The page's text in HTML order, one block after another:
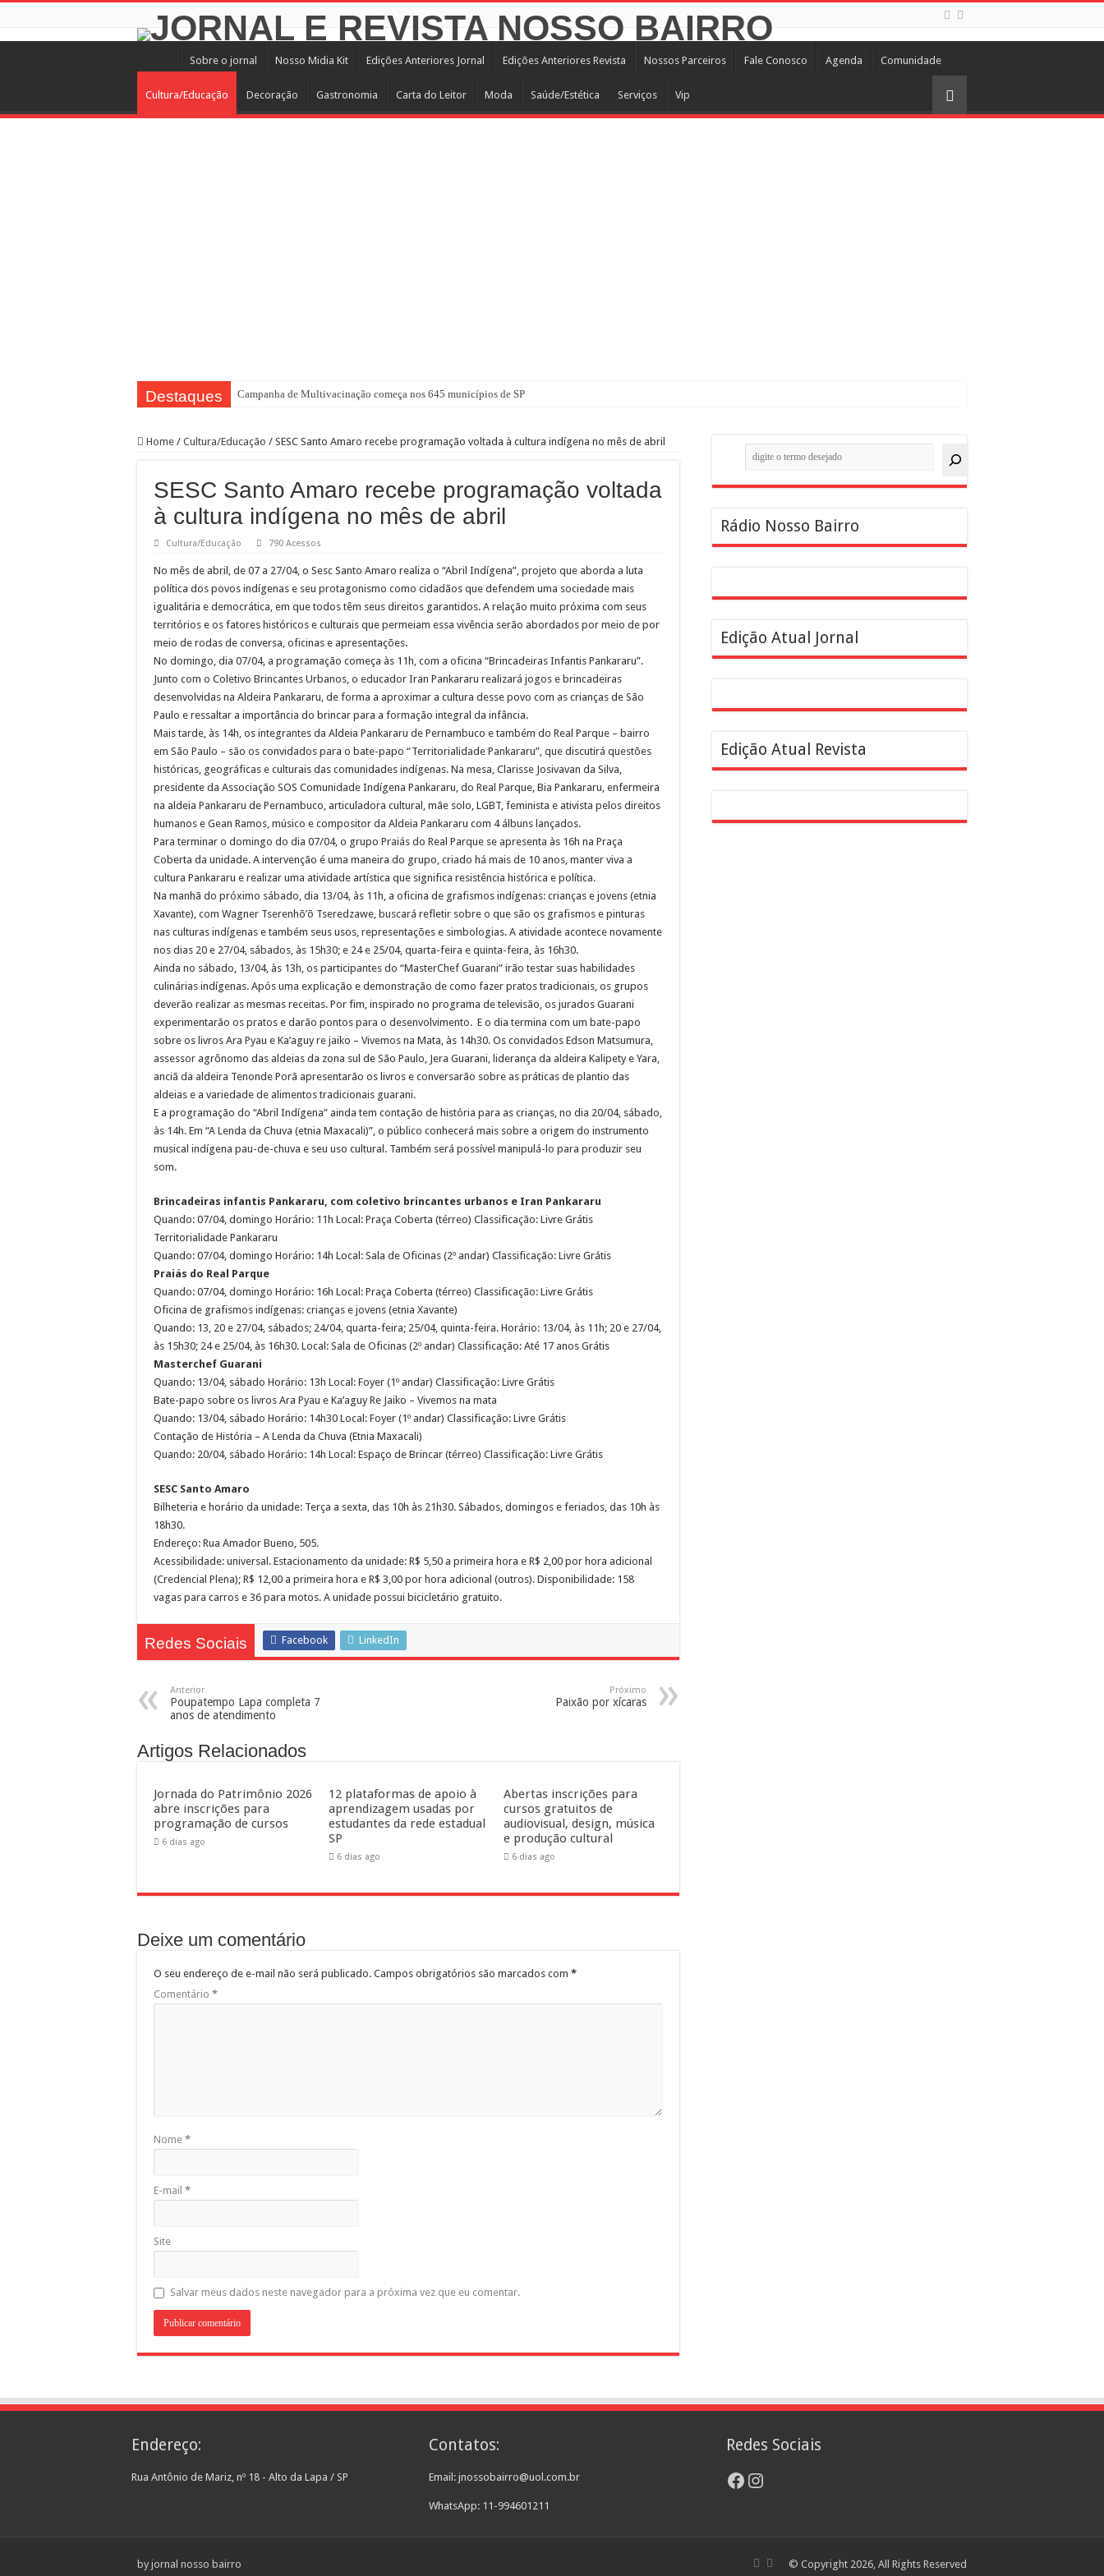
Sobre o jornal Nosso Midia Kit Edições Anteriores Jornal Edições Anteriores Revista Nossos Parceiros Fale Conosco Agenda Comunidade
Cultura/Educação Decoração Gastronomia Carta do Leitor Moda Saúde/Estética Serviços Vip
Destaques Campanha de Multivacinação começa nos 645 municípios de SP
Pedal de Ativação da Trilha Interparques abrem inscrições para maior trilha de São Paulo
2ª Reunião Ordinária do Comitê Diretivo da Distrital Oeste da ACSP
Jornada do Patrimônio 2026 abre inscrições para programação de cursos
12 plataformas de apoio à aprendizagem usadas por estudantes da rede estadual SP
9ª Semana Municipal da Primeira Infância
Representantes de bairros apresentam demandas de zeladoria na Casa Civil
Home / Cultura/Educação / SESC Santo Amaro recebe programação voltada à cultura indígena no mês de abril
SESC Santo Amaro recebe programação voltada
à cultura indígena no mês de abril
Cultura/Educação 790 Acessos
No mês de abril, de 07 a 27/04, o Sesc Santo Amaro realiza o “Abril Indígena”, projeto que aborda a luta
política dos povos indígenas e seu protagonismo como cidadãos que defendem uma sociedade mais
igualitária e democrática, em que todos têm seus direitos garantidos. A relação muito próxima com seus
territórios e os fatores históricos e culturais que permeiam essa vivência serão abordados por meio de por
meio de rodas de conversa, oficinas e apresentações.
No domingo, dia 07/04, a programação começa às 11h, com a oficina “Brincadeiras Infantis Pankararu”.
Junto com o Coletivo Brincantes Urbanos, o educador Iran Pankararu realizará jogos e brincadeiras
desenvolvidas na Aldeira Pankararu, de forma a aproximar a cultura desse povo com as crianças de São
Paulo e ressaltar a importância do brincar para a formação integral da infância.
Mais tarde, às 14h, os integrantes da Aldeia Pankararu de Pernambuco e também do Real Parque – bairro
em São Paulo – são os convidados para o bate-papo “Territorialidade Pankararu”, que discutirá questões
históricas, geográficas e culturais das comunidades indígenas. Na mesa, Clarisse Josivavan da Silva,
presidente da Associação SOS Comunidade Indígena Pankararu, do Real Parque, Bia Pankararu, enfermeira
na aldeia Pankararu de Pernambuco, articuladora cultural, mãe solo, LGBT, feminista e ativista pelos direitos
humanos e Gean Ramos, músico e compositor da Aldeia Pankararu com 4 álbuns lançados.
Para terminar o domingo do dia 07/04, o grupo Praiás do Real Parque se apresenta às 16h na Praça
Coberta da unidade. A intervenção é uma maneira do grupo, criado há mais de 10 anos, manter viva a
cultura Pankararu e realizar uma atividade artística que significa resistência histórica e política.
Na manhã do próximo sábado, dia 13/04, às 11h, a oficina de grafismos indígenas: crianças e jovens (etnia
Xavante), com Wagner Tserenhõ’õ Tseredzawe, buscará refletir sobre o que são os grafismos e pinturas
nas culturas indígenas e também seus usos, representações e simbologias. A atividade acontece novamente
nos dias 20 e 27/04, sábados, às 15h30; e 24 e 25/04, quarta-feira e quinta-feira, às 16h30.
Ainda no sábado, 13/04, às 13h, os participantes do “MasterChef Guarani” irão testar suas habilidades
culinárias indígenas. Após uma explicação e demonstração de como fazer pratos tradicionais, os grupos
deverão realizar as mesmas receitas. Por fim, inspirado no programa de televisão, os jurados Guarani
experimentarão os pratos e darão pontos para o desenvolvimento. E o dia termina com um bate-papo
sobre os livros Ara Pyau e Ka’aguy re jaiko – Vivemos na Mata, às 14h30. Os convidados Edson Matsumura,
assessor agrônomo das aldeias da zona sul de São Paulo, Jera Guarani, liderança da aldeira Kalipety e Yara,
anciã da aldeira Tenonde Porã apresentarão os livros e conversarão sobre as práticas de plantio das
aldeias e a variedade de alimentos tradicionais guarani.
E a programação do “Abril Indígena” ainda tem contação de história para as crianças, no dia 20/04, sábado,
às 14h. Em “A Lenda da Chuva (etnia Maxacali)”, o público conhecerá mais sobre a origem do instrumento
musical indígena pau-de-chuva e seu uso cultural. Também será possível manipulá-lo para produzir seu
som.
Brincadeiras infantis Pankararu, com coletivo brincantes urbanos e Iran Pankararu
Quando: 07/04, domingo Horário: 11h Local: Praça Coberta (térreo) Classificação: Livre Grátis
Territorialidade Pankararu
Quando: 07/04, domingo Horário: 14h Local: Sala de Oficinas (2º andar) Classificação: Livre Grátis
Praiás do Real Parque
Quando: 07/04, domingo Horário: 16h Local: Praça Coberta (térreo) Classificação: Livre Grátis
Oficina de grafismos indígenas: crianças e jovens (etnia Xavante)
Quando: 13, 20 e 27/04, sábados; 24/04, quarta-feira; 25/04, quinta-feira. Horário: 13/04, às 11h; 20 e 27/04,
às 15h30; 24 e 25/04, às 16h30. Local: Sala de Oficinas (2º andar) Classificação: Até 17 anos Grátis
Masterchef Guarani
Quando: 13/04, sábado Horário: 13h Local: Foyer (1º andar) Classificação: Livre Grátis
Bate-papo sobre os livros Ara Pyau e Ka’aguy Re Jaiko – Vivemos na mata
Quando: 13/04, sábado Horário: 14h30 Local: Foyer (1º andar) Classificação: Livre Grátis
Contação de História – A Lenda da Chuva (Etnia Maxacali)
Quando: 20/04, sábado Horário: 14h Local: Espaço de Brincar (térreo) Classificação: Livre Grátis
SESC Santo Amaro
Bilheteria e horário da unidade: Terça a sexta, das 10h às 21h30. Sábados, domingos e feriados, das 10h às
18h30.
Endereço: Rua Amador Bueno, 505.
Acessibilidade: universal. Estacionamento da unidade: R$ 5,50 a primeira hora e R$ 2,00 por hora adicional
(Credencial Plena); R$ 12,00 a primeira hora e R$ 3,00 por hora adicional (outros). Disponibilidade: 158
vagas para carros e 36 para motos. A unidade possui bicicletário gratuito.
Redes Sociais Facebook LinkedIn
Anterior
Poupatempo Lapa completa 7
anos de atendimento
Próximo
Paixão por xícaras
Artigos Relacionados
Jornada do Patrimônio 2026
abre inscrições para
programação de cursos
6 dias ago
12 plataformas de apoio à
aprendizagem usadas por
estudantes da rede estadual
SP
6 dias ago
Abertas inscrições para
cursos gratuitos de
audiovisual, design, música
e produção cultural
6 dias ago
Deixe um comentário
O seu endereço de e-mail não será publicado. Campos obrigatórios são marcados com *
Comentário *
Nome *
E-mail *
Site
Salvar meus dados neste navegador para a próxima vez que eu comentar.
Pesquisar
Rádio Nosso Bairro
Edição Atual Jornal
Edição Atual Revista
Endereço:
Rua Antônio de Mariz, nº 18 - Alto da Lapa / SP
Contatos:
Email: jnossobairro@uol.com.br
WhatsApp: 11-994601211
Redes Sociais
Facebook
Instagram
© Copyright 2026, All Rights Reserved
by jornal nosso bairro